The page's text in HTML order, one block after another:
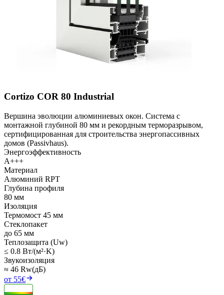
Cortizo COR 80 Industrial
Вершина эволюции алюминиевых окон. Система с
монтажной глубиной 80 мм и рекордным терморазрывом,
сертифицированная для строительства энергопассивных
домов (Passivhaus).
Энергоэффективность
A+++
Материал
Алюминий RPT
Глубина профиля
80 мм
Изоляция
Термомост 45 мм
Стеклопакет
до 65 мм
Теплозащита (Uw)
≤ 0.8 Вт/(м²·K)
Звукоизоляция
≈ 46 Rw(дБ)
от 55€